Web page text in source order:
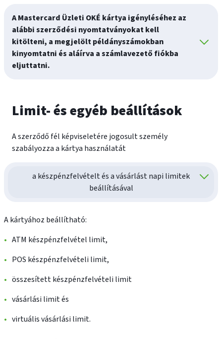
A Mastercard Üzleti OKÉ kártya igényléséhez az
alábbi szerződési nyomtatványokat kell
kitölteni, a megjelölt példányszámokban
kinyomtatni és aláírva a számlavezető fiókba
eljuttatni.
Limit- és egyéb beállítások
A szerződő fél képviseletére jogosult személy
szabályozza a kártya használatát
a készpénzfelvételt és a vásárlást napi limitek
beállításával
A kártyához beállítható:
ATM készpénzfelvétel limit,
POS készpénzfelvételi limit,
összesített készpénzfelvételi limit
vásárlási limit és
virtuális vásárlási limit.